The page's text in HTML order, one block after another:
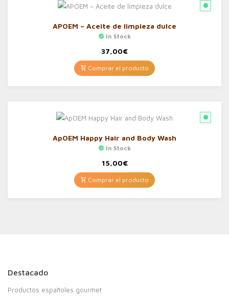
APOEM – Aceite de limpieza dulce
In Stock
37,00€
Comprar el producto
ApOEM Happy Hair and Body Wash
In Stock
15,00€
Comprar el producto
Destacado
Productos españoles gourmet